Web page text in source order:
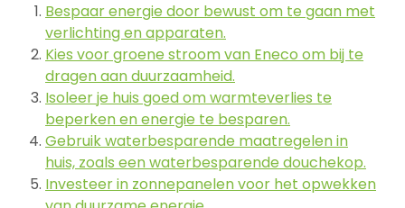
Bespaar energie door bewust om te gaan met
verlichting en apparaten.
Kies voor groene stroom van Eneco om bij te
dragen aan duurzaamheid.
Isoleer je huis goed om warmteverlies te
beperken en energie te besparen.
Gebruik waterbesparende maatregelen in
huis, zoals een waterbesparende douchekop.
Investeer in zonnepanelen voor het opwekken